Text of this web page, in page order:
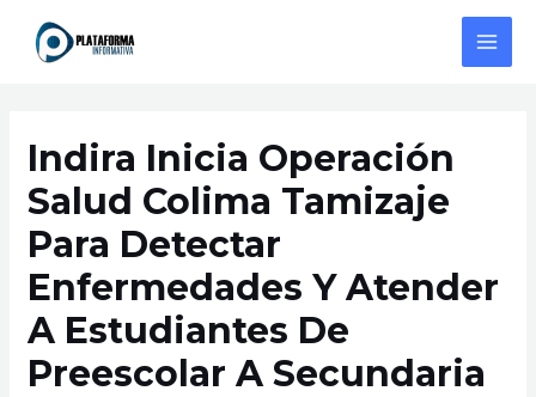
Indira Inicia Operación
Salud Colima Tamizaje
Para Detectar
Enfermedades Y Atender
A Estudiantes De
Preescolar A Secundaria